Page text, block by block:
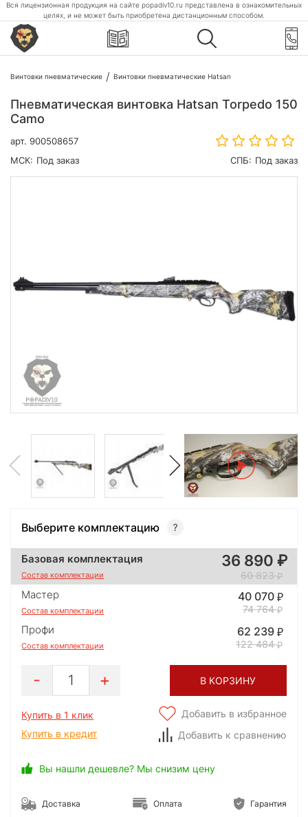
Вся лицензионная продукция на сайте popadiv10.ru представлена в ознакомительных
целях, и не может быть приобретена дистанционным способом.
Винтовки пневматические Винтовки пневматические Hatsan
Пневматическая винтовка Hatsan Torpedo 150
Camo
арт. 900508657
МСК: Под заказ СПБ: Под заказ
Выберите комплектацию
Базовая комплектация
Состав комплектации
36 890
60 823
Мастер
Состав комплектации
40 070
74 764
Профи
Состав комплектации
62 239
122 484
1 В КОРЗИНУ
Купить в 1 клик
Купить в кредит
Добавить в избранное
Добавить к сравнению
Вы нашли дешевле? Мы снизим цену
Доставка Оплата Гарантия